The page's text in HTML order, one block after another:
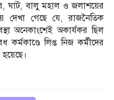
ঘাট, বালু মহাল ও জলাশয়ের
দেখা গেছে যে, রাজনৈতিক
অনেকাংশেই অকার্যকর ছিল
লিপ্ত নিজ কর্মীদের
হয়েছে।